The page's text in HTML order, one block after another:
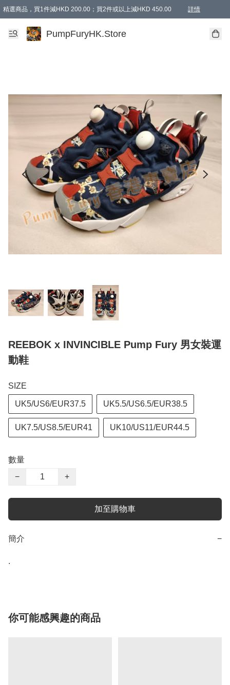
精選商品，買1件減HKD 200.00；買2件或以上減HKD 450.00 詳情
AAPE商品,會員專享9折或以上（按會員等級）AAPE products, members can
精選商品，任選買2件或以上減HKD 100.00
購物滿 HKD 800.00即享免運費優惠！（適用於 特定的送貨方式 )
PumpFuryHK.Store
REEBOK x INVINCIBLE Pump Fury 男女裝運
動鞋
SIZE
UK5/US6/EUR37.5 UK5.5/US6.5/EUR38.5
UK7.5/US8.5/EUR41 UK10/US11/EUR44.5
數量
−
+
加至購物車
簡介 −
.
你可能感興趣的商品